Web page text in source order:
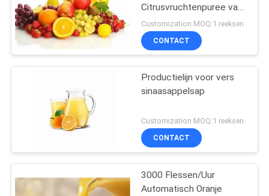
Citrusvruchtenpuree van
de Citroengrapefruit
Customization MOQ:1 reeksen
CONTACT
Productielijn voor vers
sinaasappelsap
Customization MOQ:1 reeksen
CONTACT
3000 Flessen/Uur
Automatisch Oranje